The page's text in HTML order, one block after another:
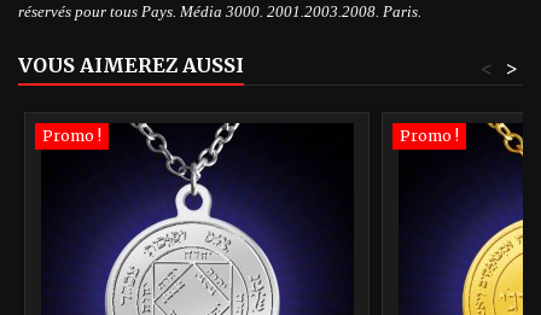
réservés pour tous Pays. Média 3000. 2001.2003.2008. Paris.
VOUS AIMEREZ AUSSI >
<
Promo ! Promo !